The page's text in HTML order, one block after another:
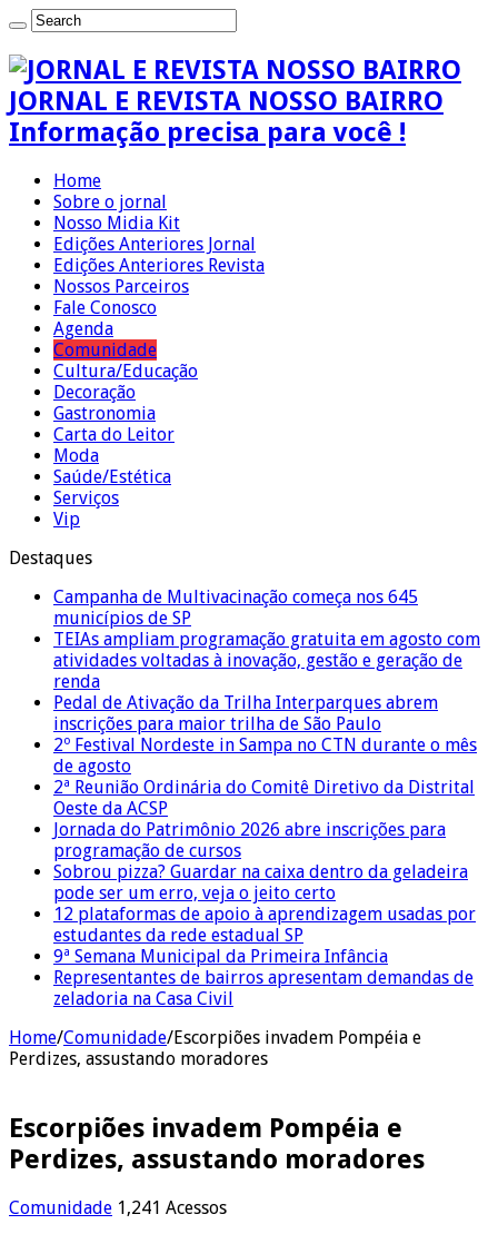
JORNAL E REVISTA NOSSO BAIRRO
Informação precisa para você !
Home
Sobre o jornal
Nosso Midia Kit
Edições Anteriores Jornal
Edições Anteriores Revista
Nossos Parceiros
Fale Conosco
Agenda
Comunidade
Cultura/Educação
Decoração
Gastronomia
Carta do Leitor
Moda
Saúde/Estética
Serviços
Vip
Destaques
Campanha de Multivacinação começa nos 645
municípios de SP
TEIAs ampliam programação gratuita em agosto com
atividades voltadas à inovação, gestão e geração de
renda
Pedal de Ativação da Trilha Interparques abrem
inscrições para maior trilha de São Paulo
2º Festival Nordeste in Sampa no CTN durante o mês
de agosto
2ª Reunião Ordinária do Comitê Diretivo da Distrital
Oeste da ACSP
Jornada do Patrimônio 2026 abre inscrições para
programação de cursos
Sobrou pizza? Guardar na caixa dentro da geladeira
pode ser um erro, veja o jeito certo
12 plataformas de apoio à aprendizagem usadas por
estudantes da rede estadual SP
9ª Semana Municipal da Primeira Infância
Representantes de bairros apresentam demandas de
zeladoria na Casa Civil
Home/Comunidade/Escorpiões invadem Pompéia e
Perdizes, assustando moradores
Escorpiões invadem Pompéia e
Perdizes, assustando moradores
Comunidade 1,241 Acessos